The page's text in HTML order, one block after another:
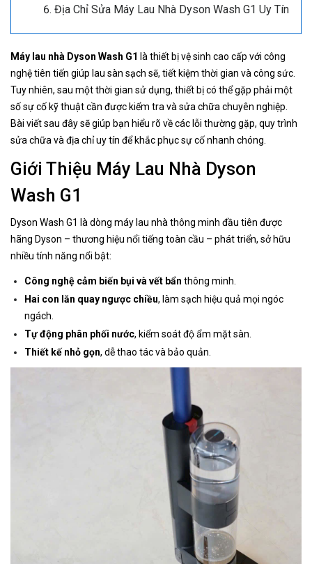
Địa Chỉ Sửa Máy Lau Nhà Dyson Wash G1 Uy Tín
Máy lau nhà Dyson Wash G1 là thiết bị vệ sinh cao cấp với công
nghệ tiên tiến giúp lau sàn sạch sẽ, tiết kiệm thời gian và công sức.
Tuy nhiên, sau một thời gian sử dụng, thiết bị có thể gặp phải một
số sự cố kỹ thuật cần được kiểm tra và sửa chữa chuyên nghiệp.
Bài viết sau đây sẽ giúp bạn hiểu rõ về các lỗi thường gặp, quy trình
sửa chữa và địa chỉ uy tín để khắc phục sự cố nhanh chóng.
Giới Thiệu Máy Lau Nhà Dyson
Wash G1
Dyson Wash G1 là dòng máy lau nhà thông minh đầu tiên được
hãng Dyson – thương hiệu nổi tiếng toàn cầu – phát triển, sở hữu
nhiều tính năng nổi bật:
Công nghệ cảm biến bụi và vết bẩn thông minh.
Hai con lăn quay ngược chiều, làm sạch hiệu quả mọi ngóc
ngách.
Tự động phân phối nước, kiểm soát độ ẩm mặt sàn.
Thiết kế nhỏ gọn, dễ thao tác và bảo quản.